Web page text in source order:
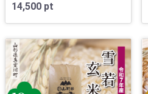
14,500 pt